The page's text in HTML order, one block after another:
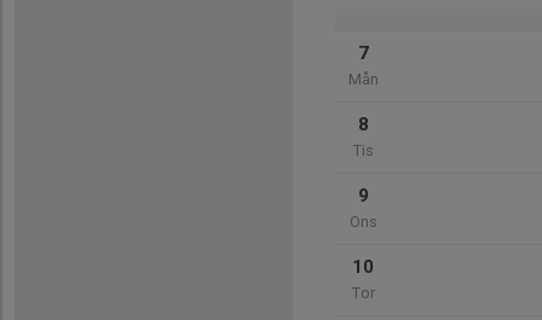
7
Mån
8
Tis
9
Ons
10
Tor